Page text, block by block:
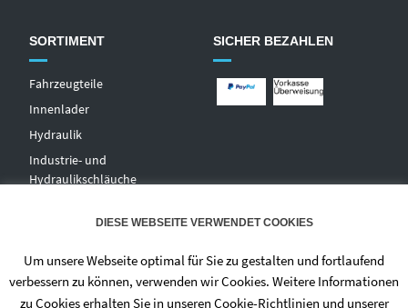
SORTIMENT
Fahrzeugteile
Innenlader
Hydraulik
Industrie- und
Hydraulikschläuche
Zentralschmierungen
Hochdruckwaschgeräte und
SICHER BEZAHLEN
DIESE WEBSEITE VERWENDET COOKIES
Um unsere Webseite optimal für Sie zu gestalten und fortlaufend
verbessern zu können, verwenden wir Cookies. Weitere Informationen
zu Cookies erhalten Sie in unseren Cookie-Richtlinien und unserer